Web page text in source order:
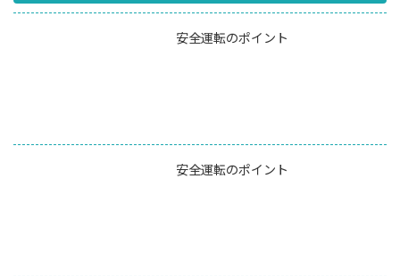
安全運転のポイント
安全運転のポイント